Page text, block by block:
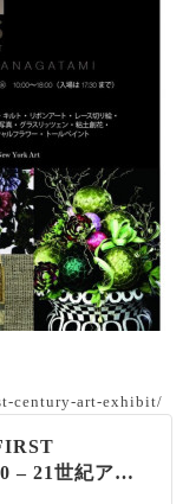
century-art-exhibit/
– 21世紀アー